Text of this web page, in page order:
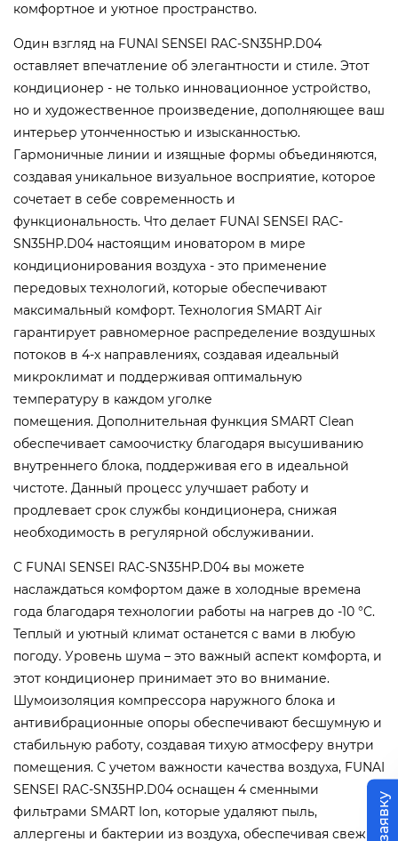
комфортное и уютное пространство.
Один взгляд на FUNAI SENSEI RAC-SN35HP.D04
оставляет впечатление об элегантности и стиле. Этот
кондиционер - не только инновационное устройство,
но и художественное произведение, дополняющее ваш
интерьер утонченностью и изысканностью.
Гармоничные линии и изящные формы объединяются,
создавая уникальное визуальное восприятие, которое
сочетает в себе современность и
функциональность. Что делает FUNAI SENSEI RAC-
SN35HP.D04 настоящим иноватором в мире
кондиционирования воздуха - это применение
передовых технологий, которые обеспечивают
максимальный комфорт. Технология SMART Air
гарантирует равномерное распределение воздушных
потоков в 4-х направлениях, создавая идеальный
микроклимат и поддерживая оптимальную
температуру в каждом уголке
помещения. Дополнительная функция SMART Clean
обеспечивает самоочистку благодаря высушиванию
внутреннего блока, поддерживая его в идеальной
чистоте. Данный процесс улучшает работу и
продлевает срок службы кондиционера, снижая
необходимость в регулярной обслуживании.
С FUNAI SENSEI RAC-SN35HP.D04 вы можете
наслаждаться комфортом даже в холодные времена
года благодаря технологии работы на нагрев до -10 °C.
Теплый и уютный климат останется с вами в любую
погоду. Уровень шума – это важный аспект комфорта, и
этот кондиционер принимает это во внимание.
Шумоизоляция компрессора наружного блока и
антивибрационные опоры обеспечивают бесшумную и
стабильную работу, создавая тихую атмосферу внутри
помещения. С учетом важности качества воздуха, FUNAI
SENSEI RAC-SN35HP.D04 оснащен 4 сменными
фильтрами SMART Ion, которые удаляют пыль,
аллергены и бактерии из воздуха, обеспечивая свежий